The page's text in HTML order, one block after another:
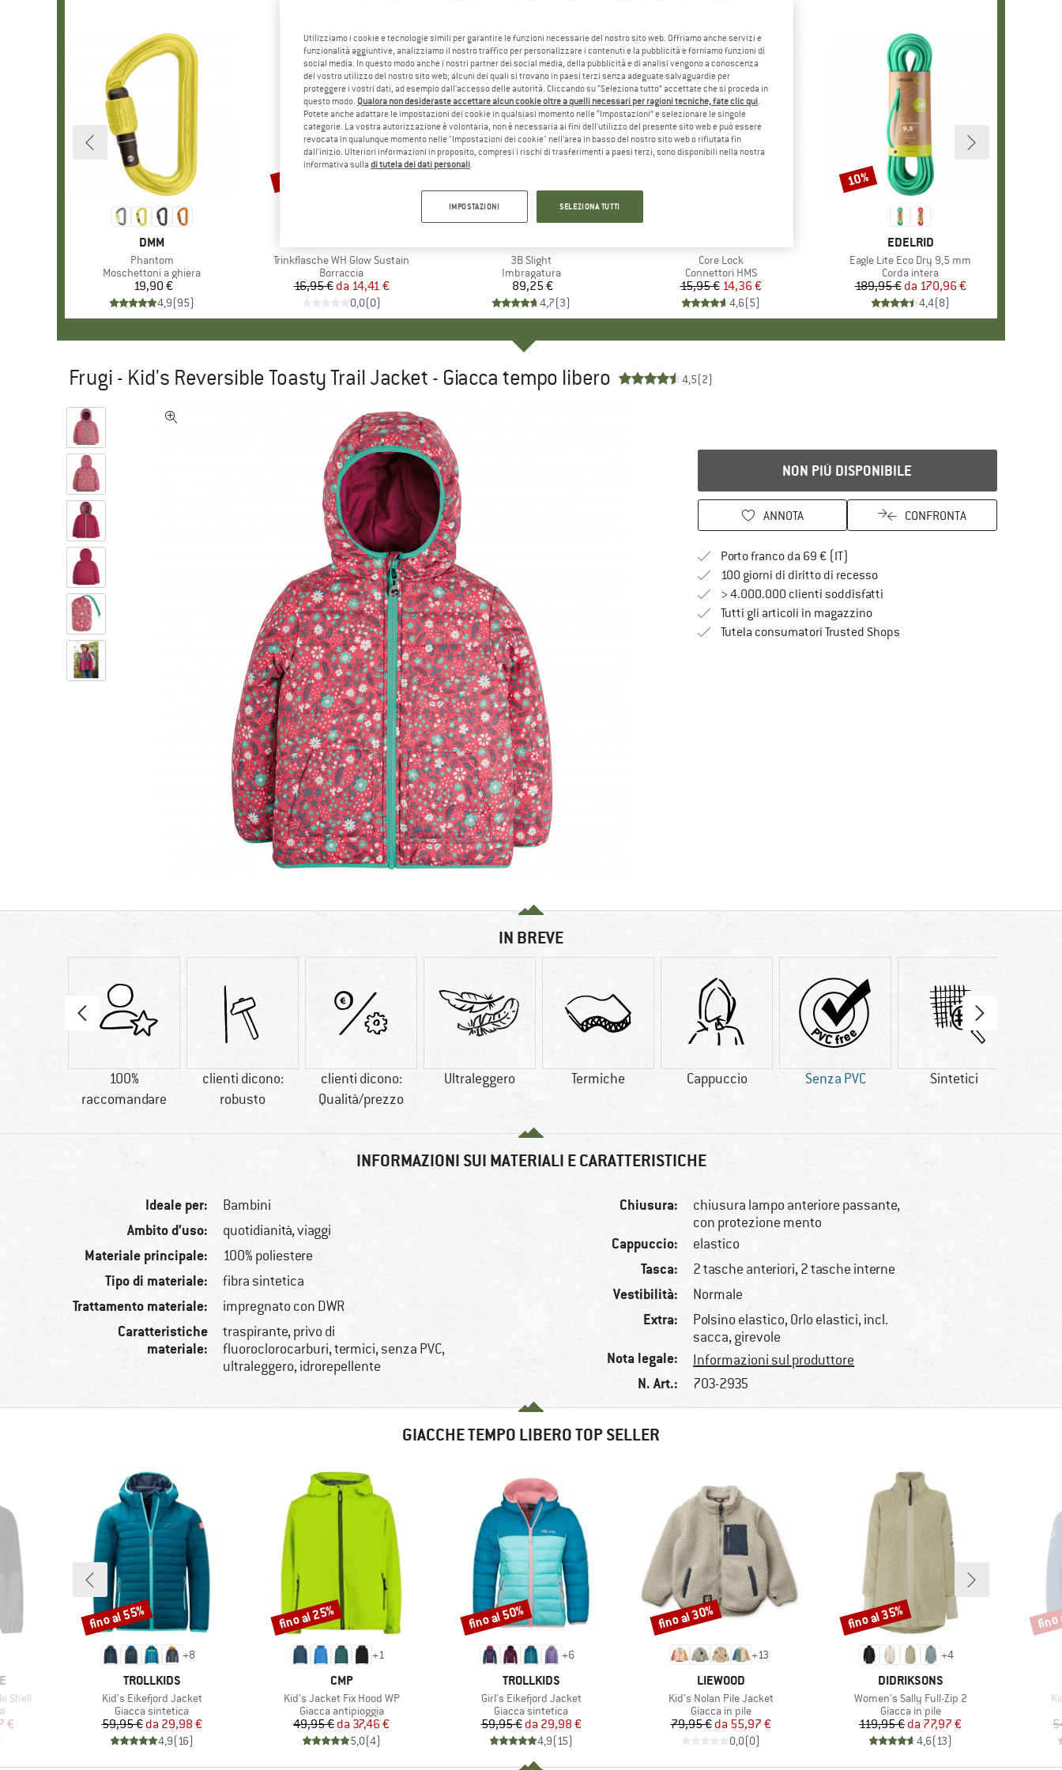
MARCHIO
DMM
Articolo
Phantom
Gruppo di prodotti
Moschettoni a ghiera
Prezzo
19,90 €
4,9(95)
Articolo
Trinkflasche WH Glow Sustain
Gruppo di prodotti
Borraccia
Prezzo
16,95 € Prezzo ridotto
da 14,41 €
0,0(0)
Sconto
15%
Articolo
3B Slight
Gruppo di prodotti
Imbragatura
Prezzo
89,25 €
4,7(3)
Articolo
Core Lock
Gruppo di prodotti
Connettori HMS
Prezzo
15,95 € Prezzo ridotto
14,36 €
4,6(5)
MARCHIO
EDELRID
Articolo
Eagle Lite Eco Dry 9,5 mm
Gruppo di prodotti
Corda intera
Prezzo
189,95 € Prezzo ridotto
da 170,96 €
4,4(8)
Sconto
10%
Frugi - Kid's Reversible Toasty Trail Jacket - Giacca tempo libero 4,5(2)
NON PIÙ DISPONIBILE
ANNOTA CONFRONTA
Porto franco da 69 € (IT)
100 giorni di diritto di recessoVai alla politica di recesso qui Si
> 4.000.000 clienti soddisfatti
Tutti gli articoli in magazzino
Tutela consumatori Trusted ShopsTrovi tutte le informazioni qui!
IN BREVE
100%
raccomandare
clienti dicono:
robusto
clienti dicono:
Qualità/prezzo
Ultraleggero Termiche Cappuccio Senza PVC Sintetici
INFORMAZIONI SUI MATERIALI E CARATTERISTICHE
Ideale per: Bambini
Ambito d’uso: quotidianità, viaggi
Materiale principale: 100% poliestere
Tipo di materiale: fibra sintetica
Trattamento materiale: impregnato con DWR
Caratteristiche
materiale:
traspirante, privo di
fluoroclorocarburi, termici, senza PVC,
ultraleggero, idrorepellente
Chiusura:
chiusura lampo anteriore passante,
con protezione mento
Cappuccio: elastico
Tasca: 2 tasche anteriori, 2 tasche interne
Vestibilità: Normale
Extra:
Polsino elastico, Orlo elastici, incl.
sacca, girevole
Nota legale: Informazioni sul produttore
N. Art.: 703-2935
GIACCHE TEMPO LIBERO TOP SELLER
Shell
€
+8
MARCHIO
TROLLKIDS
Articolo
Kid's Eikefjord Jacket
Gruppo di prodotti
Giacca sintetica
Prezzo
59,95 € Prezzo ridotto
da 29,98 €
4,9(16)
Sconto
fino al 55%
+1
MARCHIO
CMP
Articolo
Kid's Jacket Fix Hood WP
Gruppo di prodotti
Giacca antipioggia
Prezzo
49,95 € Prezzo ridotto
da 37,46 €
5,0(4)
Sconto
fino al 25%
+6
MARCHIO
TROLLKIDS
Articolo
Girl's Eikefjord Jacket
Gruppo di prodotti
Giacca sintetica
Prezzo
59,95 € Prezzo ridotto
da 29,98 €
4,9(15)
Sconto
fino al 50%
+13
MARCHIO
LIEWOOD
Articolo
Kid's Nolan Pile Jacket
Gruppo di prodotti
Giacca in pile
Prezzo
79,95 € Prezzo ridotto
da 55,97 €
0,0(0)
Sconto
fino al 30%
+4
MARCHIO
DIDRIKSONS
Articolo
Women's Sally Full-Zip 2
Gruppo di prodotti
Giacca in pile
Prezzo
119,95 € Prezzo ridotto
da 77,97 €
4,6(13)
Sconto
fino al 35% fino
Utilizziamo i cookie e tecnologie simili per garantire le funzioni necessarie del nostro sito web. Offriamo anche servizi e
funzionalità aggiuntive, analizziamo il nostro traffico per personalizzare i contenuti e la pubblicità e forniamo funzioni di
social media. In questo modo anche i nostri partner dei social media, della pubblicità e di analisi vengono a conoscenza
del vostro utilizzo del nostro sito web; alcuni dei quali si trovano in paesi terzi senza adeguate salvaguardie per
proteggere i vostri dati, ad esempio dall'accesso delle autorità. Cliccando su “Seleziona tutto” accettate che si proceda in
questo modo. Qualora non desideraste accettare alcun cookie oltre a quelli necessari per ragioni tecniche, fate clic qui.
Potete anche adattare le impostazioni dei cookie in qualsiasi momento nelle “Impostazioni” e selezionare le singole
categorie. La vostra autorizzazione è volontaria, non è necessaria ai fini dell'utilizzo del presente sito web e può essere
revocata in qualunque momento nelle "Impostazioni dei cookie" nell'area in basso del nostro sito web o rifiutata fin
dall'inizio. Ulteriori informazioni in proposito, compresi i rischi di trasferimenti a paesi terzi, sono disponibili nella nostra
informativa sulla di tutela dei dati personali.
IMPOSTAZIONI SELEZIONA TUTTI